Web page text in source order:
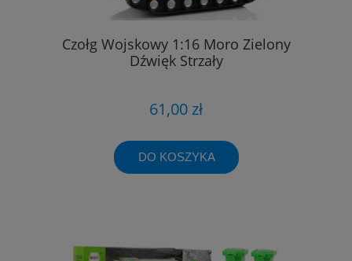
Czołg Wojskowy 1:16 Moro Zielony
Dźwięk Strzały
61,00 zł
DO KOSZYKA